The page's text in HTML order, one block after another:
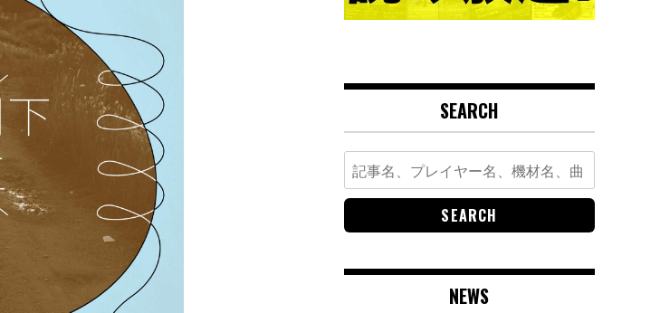
SEARCH
Search
for:
NEWS